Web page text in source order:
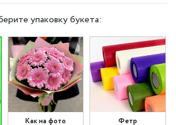
упаковку букета:
Как на фото
Фетр